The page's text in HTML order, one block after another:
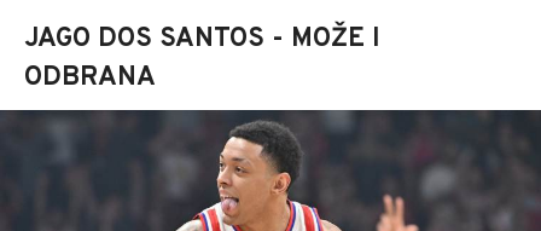
JAGO DOS SANTOS - MOŽE I
ODBRANA